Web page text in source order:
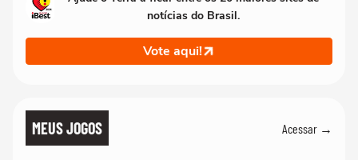
notícias do Brasil.
Vote aqui!
MEUS JOGOS Acessar →